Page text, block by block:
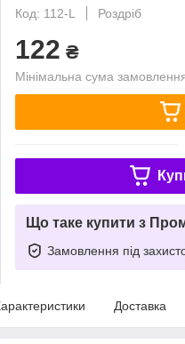
Код: 112-L
Роздріб
122 ₴
Мінімальна сума
Що таке купити з
Замовлення під
Доставка